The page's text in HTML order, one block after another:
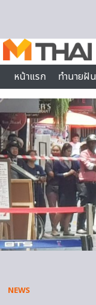
หน้าแรก
ทำนายฝัน
ไลฟ์สไตล์
NEWS